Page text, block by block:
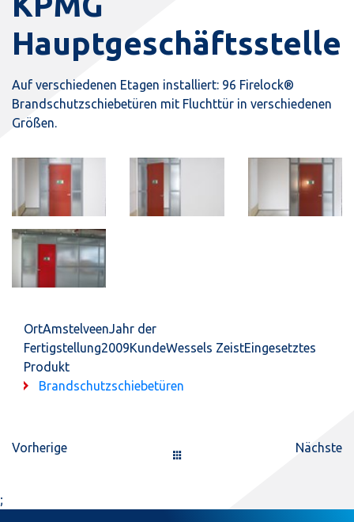
Hauptgeschäftsstelle
Auf verschiedenen Etagen installiert: 96 Firelock®
Brandschutzschiebetüren mit Fluchttür in verschiedenen
Größen.
OrtAmstelveenJahr der
Fertigstellung2009KundeWessels ZeistEingesetztes
Produkt
Brandschutzschiebetüren
Vorherige Nächste
;